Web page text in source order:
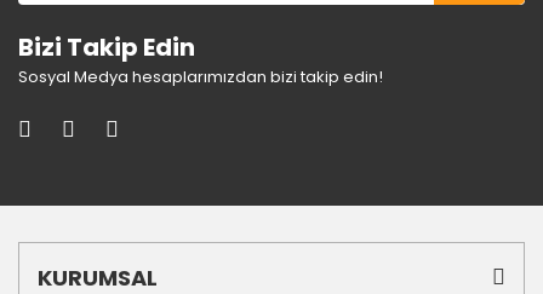
Bizi Takip Edin
Sosyal Medya hesaplarımızdan bizi takip edin!
KURUMSAL